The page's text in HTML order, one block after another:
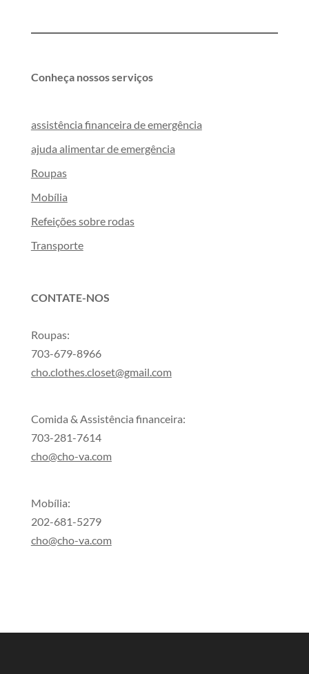
Conheça nossos serviços
assistência financeira de emergência
ajuda alimentar de emergência
Roupas
Mobília
Refeições sobre rodas
Transporte
CONTATE-NOS
Roupas:
703-679-8966
cho.clothes.closet@gmail.com
Comida & Assistência financeira:
703-281-7614
cho@cho-va.com
Mobília:
202-681-5279
cho@cho-va.com